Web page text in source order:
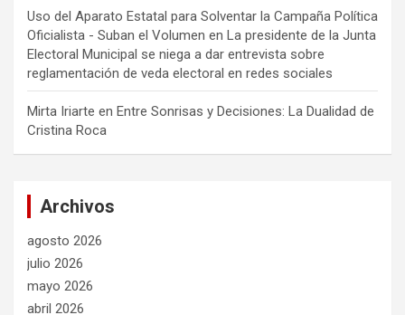
Uso del Aparato Estatal para Solventar la Campaña Política
Oficialista - Suban el Volumen en La presidente de la Junta
Electoral Municipal se niega a dar entrevista sobre
reglamentación de veda electoral en redes sociales
Mirta Iriarte en Entre Sonrisas y Decisiones: La Dualidad de
Cristina Roca
Archivos
agosto 2026
julio 2026
mayo 2026
abril 2026